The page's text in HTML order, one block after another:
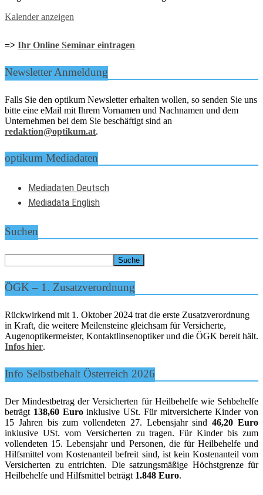
Kalender anzeigen
=> Ihr Online Seminar eintragen
Newsletter Anmeldung
Falls Sie den optikum Newsletter erhalten wollen, so senden Sie uns
bitte eine eMail mit Ihrem Vornamen und Nachnamen und dem
Unternehmen bei dem Sie beschäftigt sind an
redaktion@optikum.at.
optikum Mediadaten
Mediadaten Deutsch
Mediadata English
Suchen
ÖGK – 1. Zusatzverordnung
Rückwirkend mit 1. Oktober 2024 trat die erste Zusatzverordnung
in Kraft, die weitere Meilensteine gleichsam für Versicherte,
Augenoptikermeister, Kontaktlinsenoptiker und die ÖGK bereit hält.
Infos hier.
Info Selbstbehalt Österreich 2026
Der Mindestbetrag der Versicherten für Heilbehelfe wie Sehbehelfe
beträgt 138,60 Euroinklusive USt. Für mitversicherte Kinder von
15 Jahren bis zum vollendeten 27. Lebensjahr sind46,20 Euro
inklusive USt. vom Versicherten zu tragen. Für Kinder bis zum
vollendeten 15. Lebensjahr und Personen, die für Heilbehelfe und
Hilfsmittel vom Kostenanteil befreit sind, ist kein Kostenanteil vom
Versicherten zu entrichten. Die satzungsmäßige Höchstgrenze für
Heilbehelfe und Hilfsmittel beträgt 1.848 Euro.